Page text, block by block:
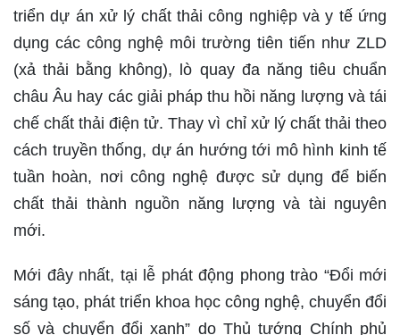
triển dự án xử lý chất thải công nghiệp và y tế ứng
dụng các công nghệ môi trường tiên tiến như ZLD
(xả thải bằng không), lò quay đa năng tiêu chuẩn
châu Âu hay các giải pháp thu hồi năng lượng và tái
chế chất thải điện tử. Thay vì chỉ xử lý chất thải theo
cách truyền thống, dự án hướng tới mô hình kinh tế
tuần hoàn, nơi công nghệ được sử dụng để biến
chất thải thành nguồn năng lượng và tài nguyên
mới.
Mới đây nhất, tại lễ phát động phong trào “Đổi mới
sáng tạo, phát triển khoa học công nghệ, chuyển đổi
số và chuyển đổi xanh” do Thủ tướng Chính phủ